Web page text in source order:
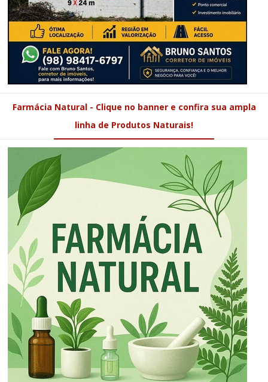
Farmácia Natural - Clique no banner e confira sua ampla
linha de Produtos Naturais!